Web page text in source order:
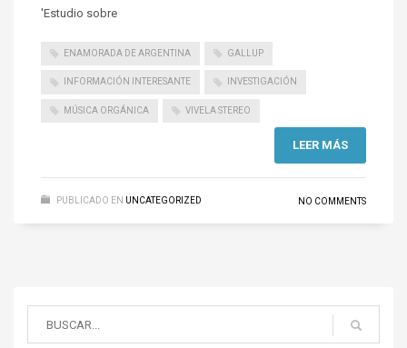
'Estudio sobre
ENAMORADA DE ARGENTINA GALLUP
INFORMACIÓN INTERESANTE INVESTIGACIÓN
MÚSICA ORGÁNICA VIVELA STEREO
LEER MÁS
PUBLICADO EN UNCATEGORIZED NO COMMENTS